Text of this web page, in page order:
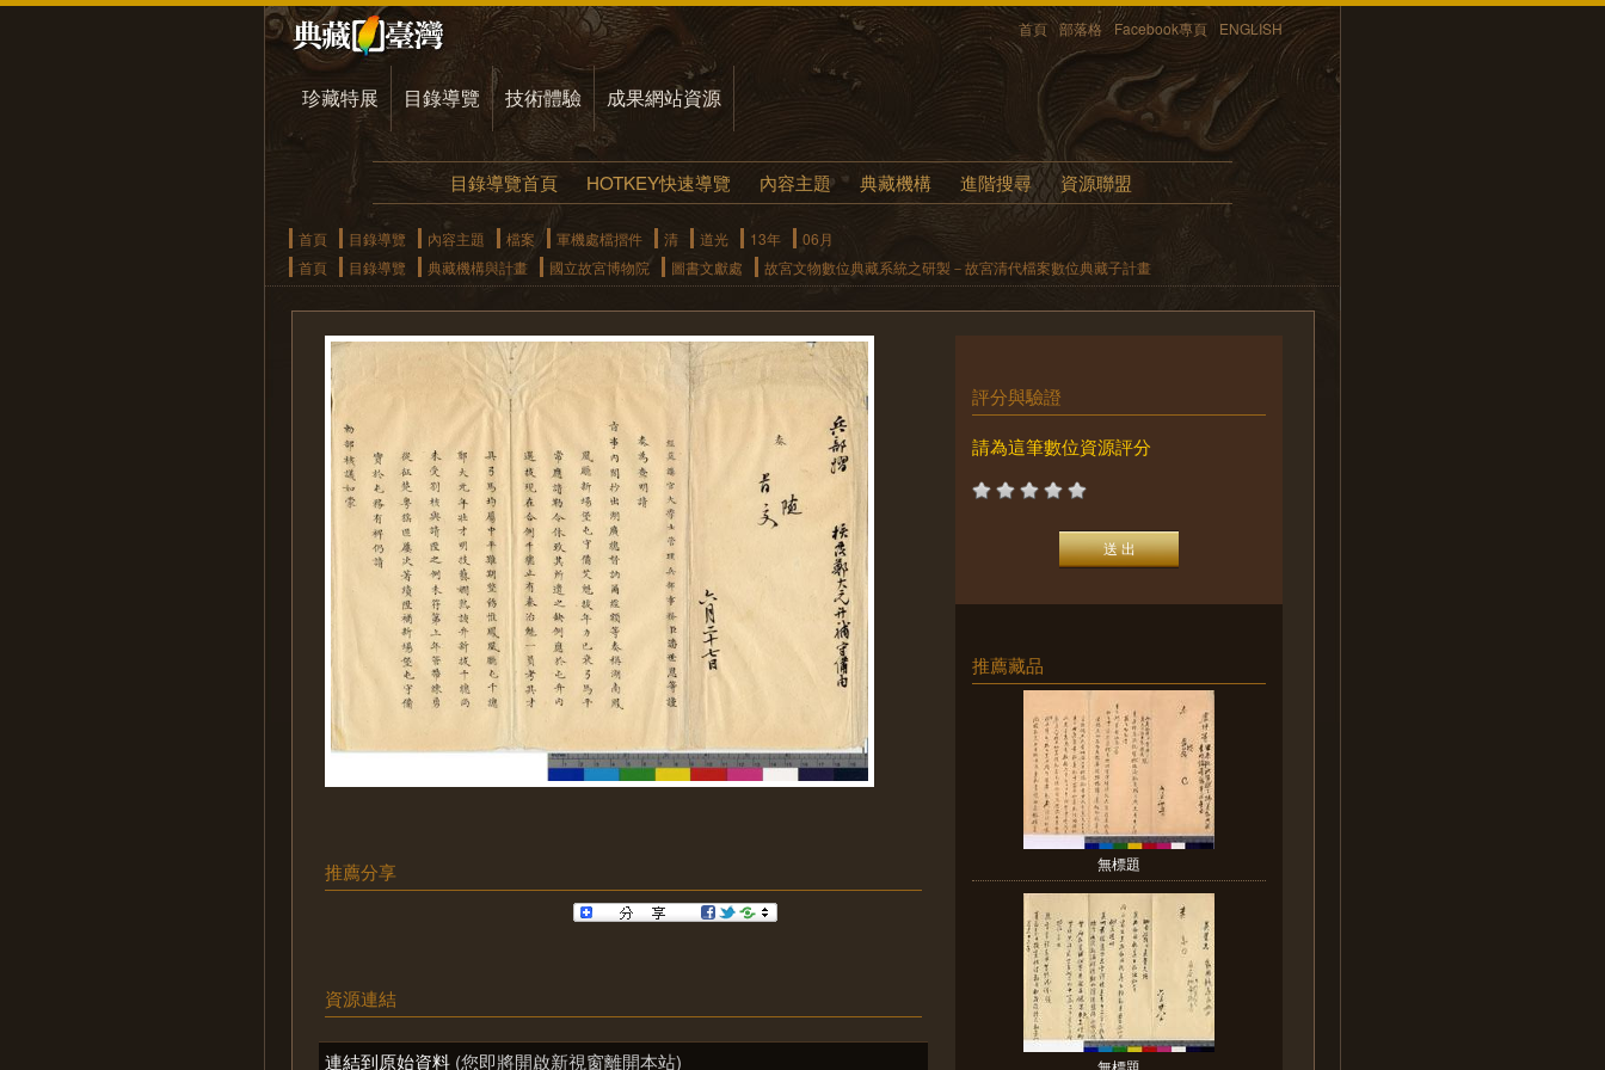
首頁 部落格 Facebook專頁 ENGLISH
珍藏特展 目錄導覽 技術體驗 成果網站資源
目錄導覽首頁 HOTKEY快速導覽 內容主題 典藏機構 進階搜尋 資源聯盟
首頁 目錄導覽 內容主題 檔案 軍機處檔摺件 清 道光 13年
06月
首頁
目錄導覽 典藏機構與計畫 國立故宮博物院 圖書文獻處 故宮文物數位典藏系統之研製－故宮清代檔案數位典藏子計畫
推薦分享
資源連結
連結到原始資料 (您即將開啟新視窗離開本站)
評分與驗證
請為這筆數位資源評分
推薦藏品
無標題